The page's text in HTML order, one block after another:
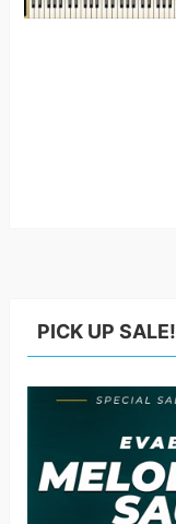
PICK UP SALE!